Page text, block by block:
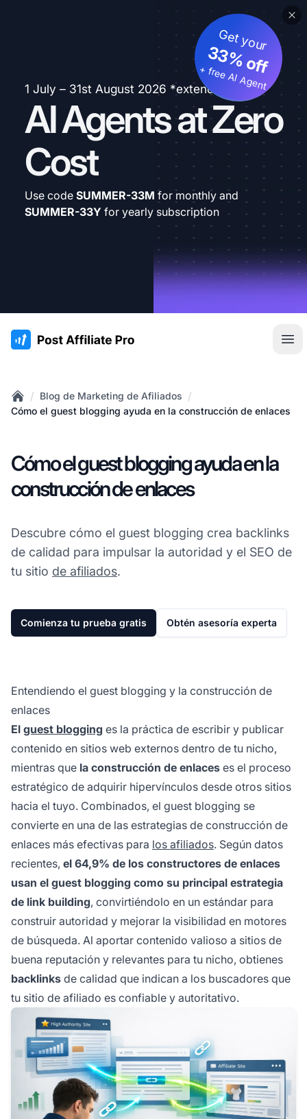
1 July – 31st August 2026 *extended
AI Agents at Zero
Cost
Get your
33% off
+ free AI Agent
Use code SUMMER-33M for monthly and
SUMMER-33Y for yearly subscription
:site.title
Home
/ Blog de Marketing de Afiliados /
Cómo el guest blogging ayuda en la construcción de enlaces
Cómo el guest blogging ayuda en la
construcción de enlaces
Descubre cómo el guest blogging crea backlinks
de calidad para impulsar la autoridad y el SEO de
tu sitio de afiliados.
Comienza tu prueba gratis Obtén asesoría experta
Entendiendo el guest blogging y la construcción de
enlaces
El guest blogging es la práctica de escribir y publicar
contenido en sitios web externos dentro de tu nicho,
mientras que la construcción de enlaces es el proceso
estratégico de adquirir hipervínculos desde otros sitios
hacia el tuyo. Combinados, el guest blogging se
convierte en una de las estrategias de construcción de
enlaces más efectivas para los afiliados. Según datos
recientes, el 64,9% de los constructores de enlaces
usan el guest blogging como su principal estrategia
de link building, convirtiéndolo en un estándar para
construir autoridad y mejorar la visibilidad en motores
de búsqueda. Al aportar contenido valioso a sitios de
buena reputación y relevantes para tu nicho, obtienes
backlinks de calidad que indican a los buscadores que
tu sitio de afiliado es confiable y autoritativo.